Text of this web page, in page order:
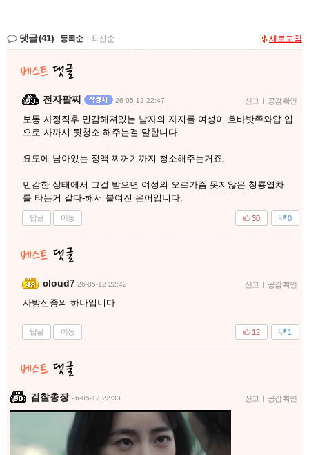
댓글(41) 등록순 최신순 새로고침
전자팔찌 26-05-12 22:47 신고 | 공감 확인
보통 사정직후 민감해져있는 남자의 자지를 여성이 호바밧쭈와압 입
으로 사까시 뒷청소 해주는걸 말합니다.
요도에 남아있는 정액 찌꺼기까지 청소해주는거죠.
민감한 상태에서 그걸 받으면 여성의 오르가즘 못지않은 청룡열차
를 타는거 같다-해서 붙여진 은어입니다.
답글 이동 0
30
cloud7 26-05-12 22:42 신고 | 공감 확인
사방신중의 하나입니다
답글 이동 1
12
검찰총장 26-05-12 22:33 신고 | 공감 확인